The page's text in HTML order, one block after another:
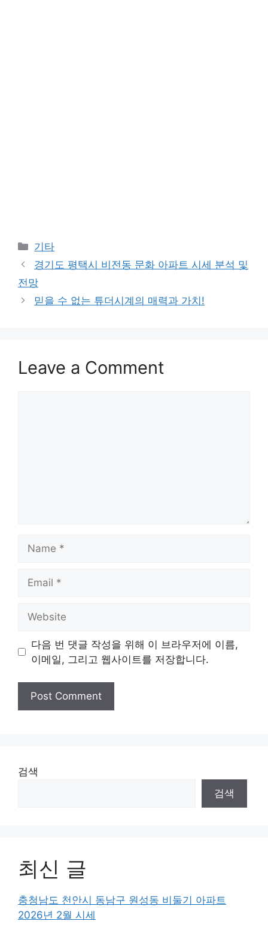
Categories
기타
경기도 평택시 비전동 문화 아파트 시세 분석 및
전망
믿을 수 없는 튜더시계의 매력과 가치!
Leave a Comment
다음 번 댓글 작성을 위해 이 브라우저에 이름,
이메일, 그리고 웹사이트를 저장합니다.
검색
검색
최신 글
충청남도 천안시 동남구 원성동 비둘기 아파트
2026년 2월 시세